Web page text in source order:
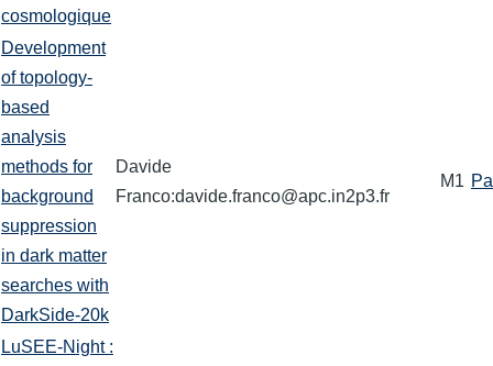
cosmologique
Development
of topology-
based
analysis
methods for
background
suppression
in dark matter
searches with
DarkSide-20k
Davide
Franco:davide.franco@apc.in2p3.fr
M1
LuSEE-Night :